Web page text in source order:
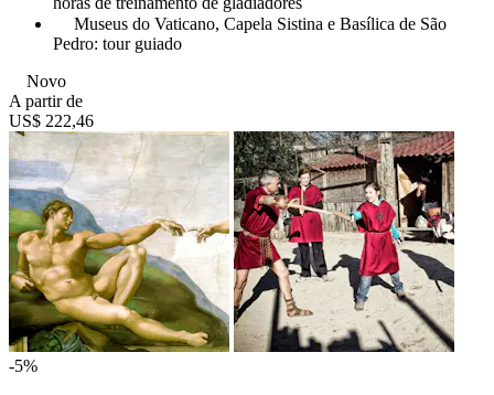
Museus do Vaticano, Capela Sistina e Basílica de São
Pedro: tour guiado
Novo
A partir de
US$ 222,46
-5%